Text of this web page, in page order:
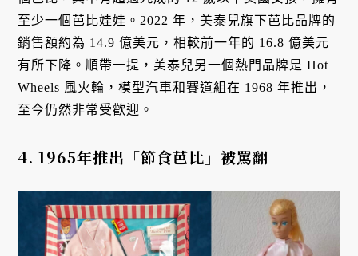
至少一個芭比娃娃。2022 年，美泰兒旗下芭比品牌的
銷售額約為 14.9 億美元，相較前一年的 16.8 億美元
有所下降。順帶一提，美泰兒另一個熱門品牌是 Hot
Wheels 風火輪，模型汽車和賽道組在 1968 年推出，
至今仍然非常受歡迎。
4. 1965年推出「節食芭比」被罵翻